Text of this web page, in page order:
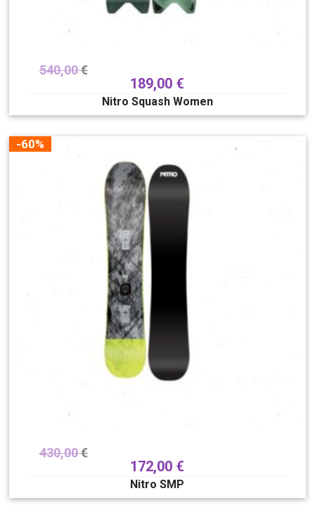
540,00€
189,00 €
Nitro Squash Women
-60%
430,00€
172,00 €
Nitro SMP